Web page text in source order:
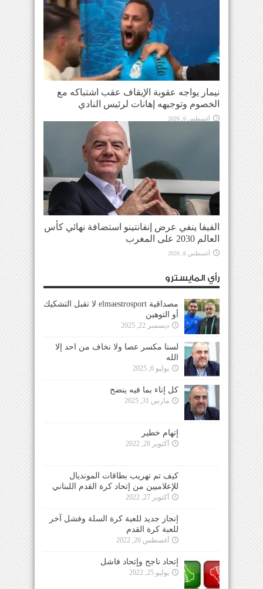
نيمار يواجه عقوبة الإيقاف عقب اشتباكه مع
الخصوم وتوجيهه إهانات لرئيس النادي
أغسطس 6, 2026
الفيفا ينفي عرض إنفانتينو استضافة نهائي كأس
العالم 2030 على المغرب
أغسطس 6, 2026
رأي المايسترو
مصداقية elmaestrosport لا تقبل التشكيك
أو التوهين
ديسمبر 22, 2025
لسنا مكسر عصا ولا نخاف من احد إلا
الله
يوليو 6, 2025
كل إناء بما فيه ينضح
مارس 31, 2025
إتهام خطير
أكتوبر 28, 2022
كيف تم تهريب بطاقات المونديال
للإعلاميين من إتحاد كرة القدم اللبناني
أكتوبر 27, 2022
إنجاز جديد للعبة كرة السلة وفشل آخر
للعبة كرة القدم
أغسطس 26, 2022
إتحاد ناجح وإتحاد فاشل
يوليو 25, 2022